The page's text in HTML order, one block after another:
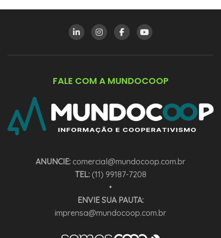
FALE COM A MUNDOCOOP
ANUNCIE: comercial@mundocoop.com.br
TEL:(11) 99187-7208
•
ENVIE SUA PAUTA:
imprensa@mundocoop.com.br